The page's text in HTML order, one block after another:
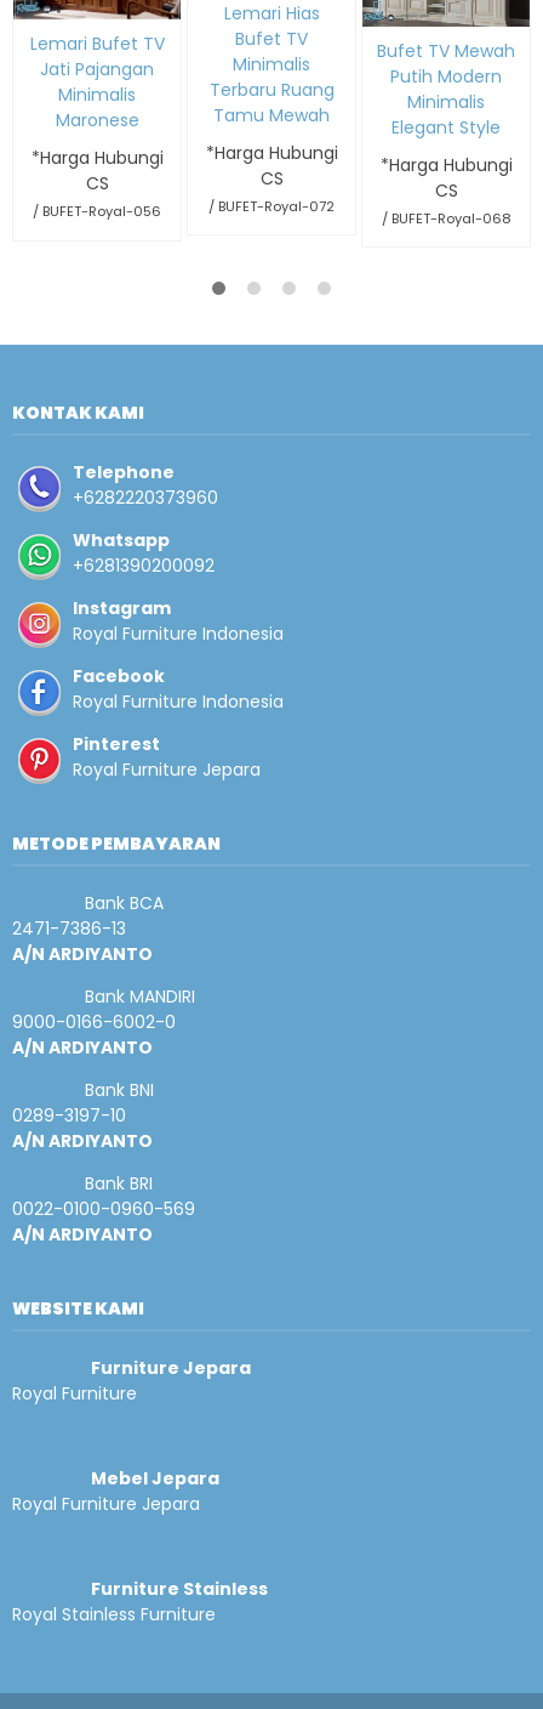
Lemari Bufet TV
Jati Pajangan
Minimalis
Maronese
*Harga Hubungi
CS
/ BUFET-Royal-056
Lemari Hias
Bufet TV
Minimalis
Terbaru Ruang
Tamu Mewah
*Harga Hubungi
CS
/ BUFET-Royal-072
Bufet TV Mewah
Putih Modern
Minimalis
Elegant Style
*Harga Hubungi
CS
/ BUFET-Royal-068
KONTAK KAMI
Telephone
+6282220373960
Whatsapp
+6281390200092
Instagram
Royal Furniture Indonesia
Facebook
Royal Furniture Indonesia
Pinterest
Royal Furniture Jepara
METODE PEMBAYARAN
Bank BCA
2471-7386-13
A/N ARDIYANTO
Bank MANDIRI
9000-0166-6002-0
A/N ARDIYANTO
Bank BNI
0289-3197-10
A/N ARDIYANTO
Bank BRI
0022-0100-0960-569
A/N ARDIYANTO
WEBSITE KAMI
Furniture Jepara
Royal Furniture
Mebel Jepara
Royal Furniture Jepara
Furniture Stainless
Royal Stainless Furniture